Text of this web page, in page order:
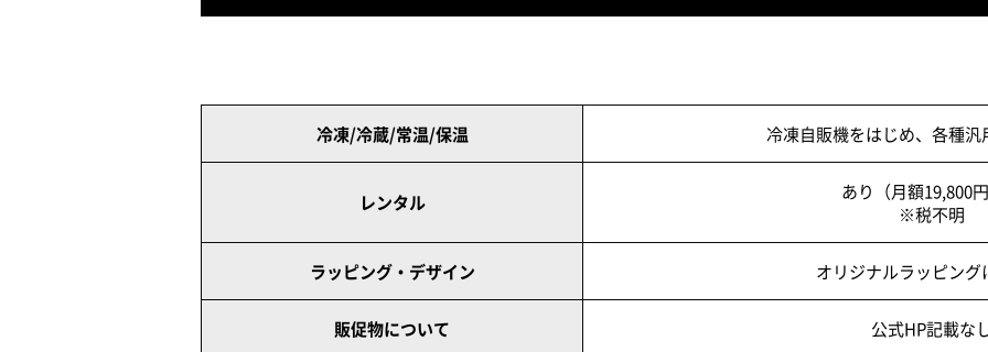
冷凍/冷蔵/常温/保温 冷凍自販機をはじめ、各種
レンタル
あり（月額19,800
※税不明
ラッピング・デザイン オリジナルラッピング
販促物について 公式HP記載な